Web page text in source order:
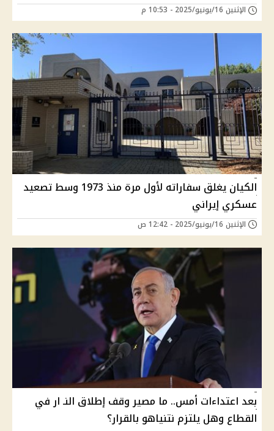
الإثنين 16/يونيو/2025 - 10:53 م
الكيان يغلق سفاراته لأول مرة منذ 1973 وسط تصعيد
عسكري إيراني
الإثنين 16/يونيو/2025 - 12:42 ص
بعد اعتداءات أمس.. ما مصير وقف إطلاق النـ ار في
القطاع وهل يلتزم نتنياهو بالقرار؟